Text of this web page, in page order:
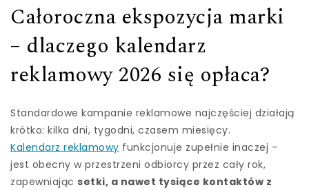
Całoroczna ekspozycja marki
– dlaczego kalendarz
reklamowy 2026 się opłaca?
Standardowe kampanie reklamowe najczęściej działają
krótko: kilka dni, tygodni, czasem miesięcy.
Kalendarz reklamowy funkcjonuje zupełnie inaczej –
jest obecny w przestrzeni odbiorcy przez cały rok,
zapewniając setki, a nawet tysiące kontaktów z